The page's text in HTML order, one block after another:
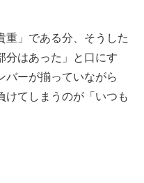
重」である分、そうした
分はあった」と口にす
バーが揃っていながら
けてしまうのが「いつも